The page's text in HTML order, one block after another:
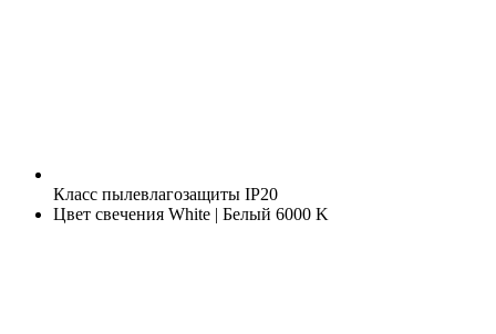
Класс пылевлагозащиты IP20
Цвет свечения White | Белый 6000 K